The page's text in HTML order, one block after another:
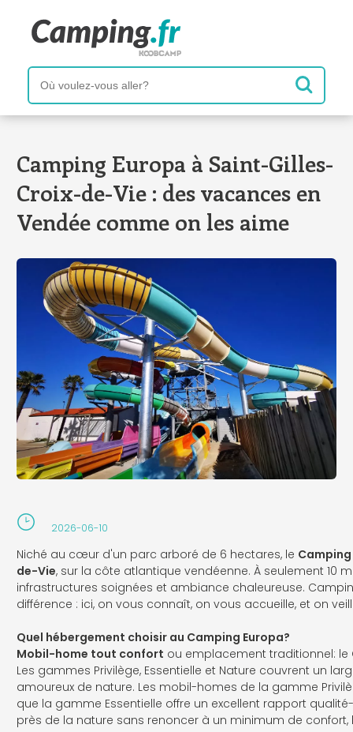
Camping Europa à Saint-Gilles-
Croix-de-Vie : des vacances en
Vendée comme on les aime
2026-06-10
Niché au cœur d'un parc arboré de 6 hectares, le
de-Vie, sur la côte atlantique vendéenne. À seulement 10
infrastructures soignées et ambiance chaleureuse.
différence : ici, on vous connaît, on vous accueille, et on
Quel hébergement choisir au Camping Europa?
Mobil-home tout confort ou emplacement traditionnel:
Les gammes Privilège, Essentielle et Nature couvrent un
amoureux de nature. Les mobil-homes de la gamme
que la gamme Essentielle offre un excellent rapport
près de la nature sans renoncer à un minimum de